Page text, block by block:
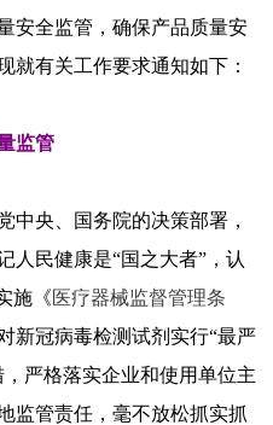
安全监管，确保产品质量安
就有关工作要求通知如下：
监管
中央、国务院的决策部署，
人民健康是“国之大者”，认
施《医疗器械监督管理条
新冠病毒检测试剂实行“最严
严格落实企业和使用单位主
监管责任，毫不放松抓实抓